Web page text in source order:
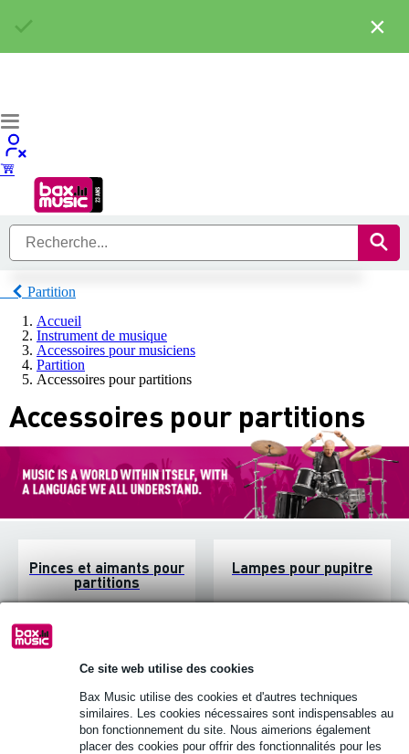
Ce site web utilise des cookies
Bax Music utilise des cookies et d'autres techniques
similaires. Les cookies nécessaires sont indispensables au
bon fonctionnement du site. Nous aimerions également
placer des cookies pour offrir des fonctionnalités pour les
Partition
Accueil
Instrument de musique
Accessoires pour musiciens
Partition
Accessoires pour partitions
Accessoires pour partitions
Pinces et aimants pour
partitions
Lampes pour pupitre
×